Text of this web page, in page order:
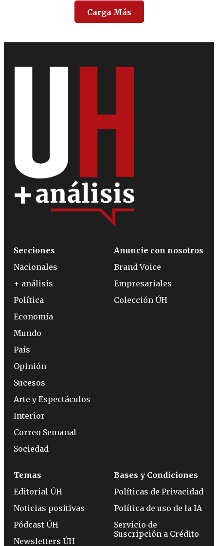
Carga Más
Secciones
Nacionales
+ análisis
Política
Economía
Mundo
País
Opinión
Sucesos
Arte y Espectáculos
Interior
Correo Semanal
Sociedad
Anuncie con nosotros
Brand Voice
Empresariales
Colección ÚH
Temas
Editorial ÚH
Noticias positivas
Pódcast ÚH
Newsletters ÚH
Bases y Condiciones
Políticas de Privacidad
Política de uso de la IA
Servicio de
Suscripción a Crédito